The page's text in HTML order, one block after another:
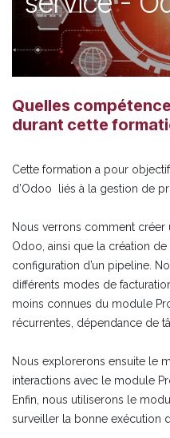
Quelles
durant cette
Cette formation a pour
d’Odoo liés à la gestion de
Nous verrons comment créer
Odoo, ainsi que la création
configuration d’un pipeline.
différents modes de
moins connues du module
récurrentes, dépendance de
Nous explorerons ensuite le
interactions avec le module
Enfin, nous utiliserons le
surveiller la bonne exécution